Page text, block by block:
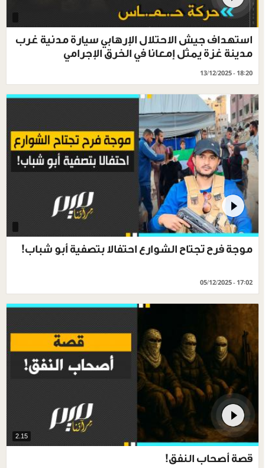
استهداف جيش الاحتلال الإرهابي سيارة مدنية غرب
مدينة غزة يمثل إمعانا في الخرق الإجرامي
13/12/2025 - 18:20
موجة فرح تجتاح الشوارع احتفالا بتصفية أبو شباب!
05/12/2025 - 17:02
2.15
قصة أصحاب النفق!